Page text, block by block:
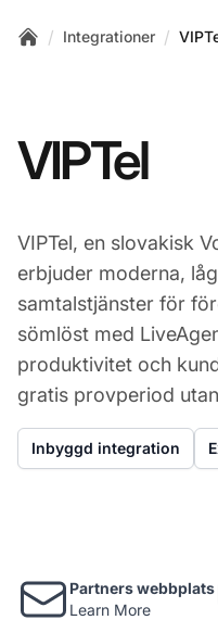
/ Integrationer /
VIPTel
VIPTel, en slovakisk
erbjuder moderna,
samtalstjänster för
sömlöst med
produktivitet och
gratis provperiod
Inbyggd integration
Partners webbplats
Learn More